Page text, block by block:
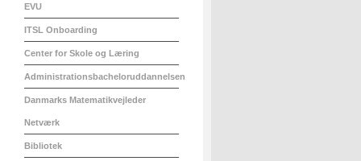
EVU
ITSL Onboarding
Center for Skole og Læring
Administrationsbacheloruddannelsen
Danmarks Matematikvejleder
Netværk
Bibliotek